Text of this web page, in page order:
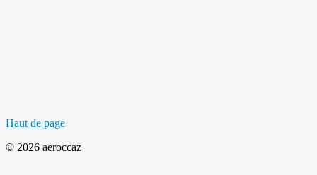
Haut de page
© 2026 aeroccaz